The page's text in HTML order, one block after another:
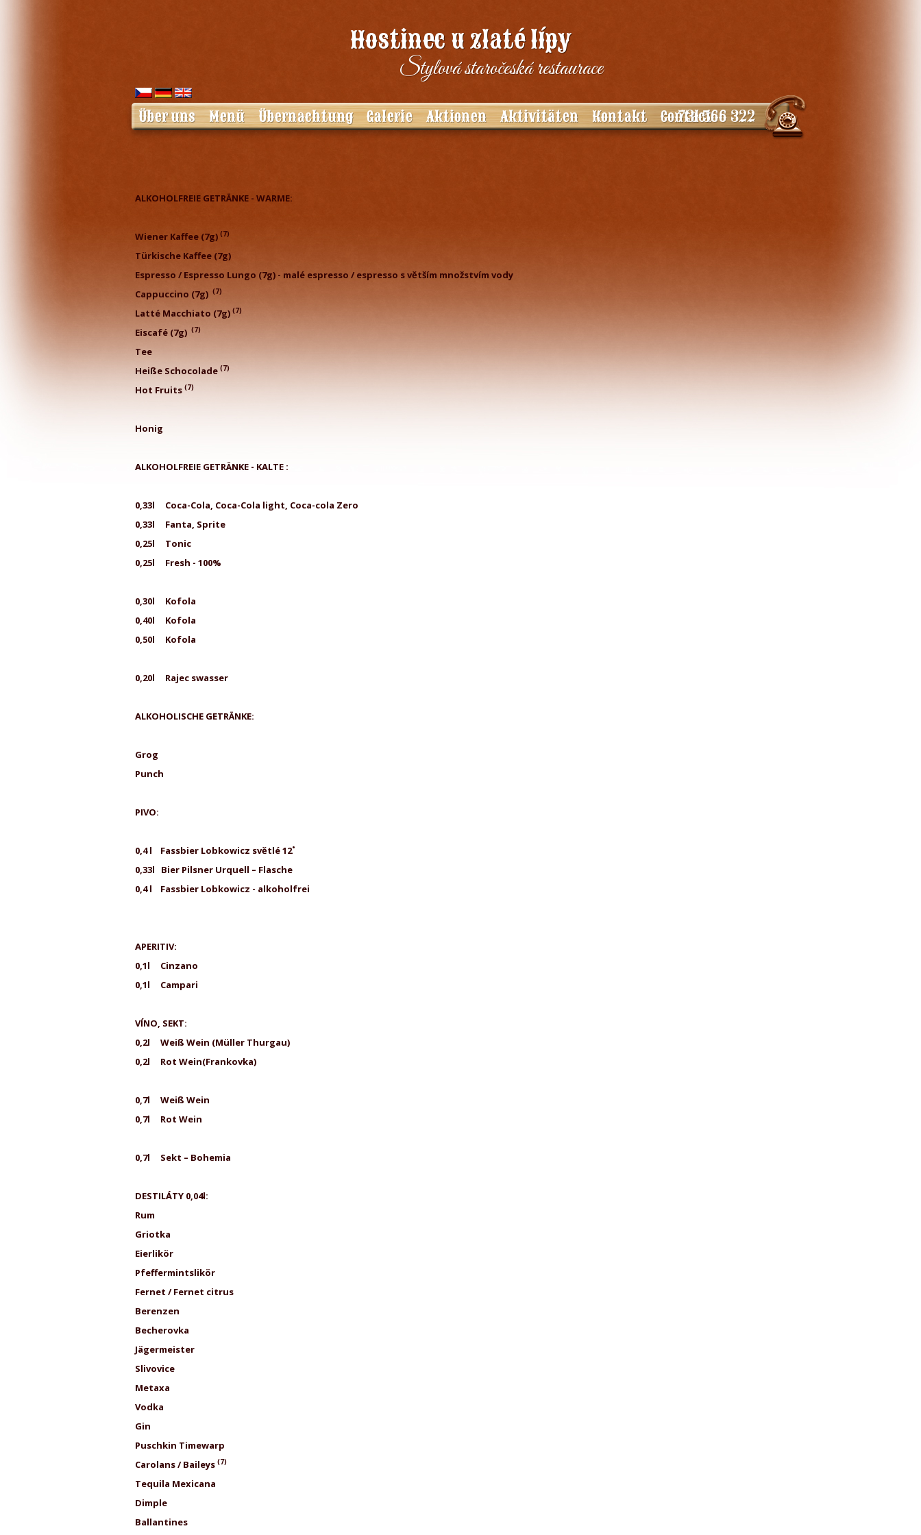
Hostinec u zlaté lípy
Stylová staročeská restaurace
731 566 322
Über uns Menü Übernachtung Galerie Aktionen Aktivitäten Kontakt Contact
ALKOHOLFREIE GETRÄNKE - WARME:
Wiener Kaffee (7g) (7)
Türkische Kaffee (7g)
Espresso / Espresso Lungo (7g) - malé espresso / espresso s větším množstvím vody
Cappuccino (7g) (7)
Latté Macchiato (7g) (7)
Eiscafé (7g) (7)
Tee
Heiße Schocolade (7)
Hot Fruits (7)
Honig
ALKOHOLFREIE GETRÄNKE - KALTE :
0,33l Coca-Cola, Coca-Cola light, Coca-cola Zero
0,33l Fanta, Sprite
0,25l Tonic
0,25l Fresh - 100%
0,30l Kofola
0,40l Kofola
0,50l Kofola
0,20l Rajec swasser
ALKOHOLISCHE GETRÄNKE:
Grog
Punch
PIVO:
0,4 l Fassbier Lobkowicz světlé 12˚
0,33l Bier Pilsner Urquell – Flasche
0,4 l Fassbier Lobkowicz - alkoholfrei
APERITIV:
0,1l Cinzano
0,1l Campari
VÍNO, SEKT:
0,2l Weiß Wein (Müller Thurgau)
0,2l Rot Wein(Frankovka)
0,7l Weiß Wein
0,7l Rot Wein
0,7l Sekt – Bohemia
DESTILÁTY 0,04l:
Rum
Griotka
Eierlikör
Pfeffermintslikör
Fernet / Fernet citrus
Berenzen
Becherovka
Jägermeister
Slivovice
Metaxa
Vodka
Gin
Puschkin Timewarp
Carolans / Baileys (7)
Tequila Mexicana
Dimple
Ballantines